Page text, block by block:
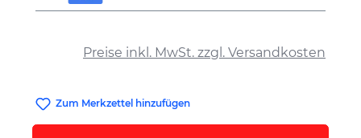
Preise inkl. MwSt. zzgl. Versandkosten
Zum Merkzettel hinzufügen